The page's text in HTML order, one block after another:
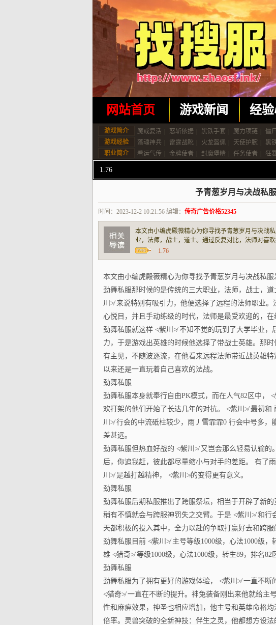
网站首页 游戏新闻 经
游戏简介 魔戒复活 怒斩依据 黑铁手套 魔力项链 僵
游戏经验
落魂神兵 雷霆战靴 火龙盔佩 天使护腕 黑
职业简介
看运气传 金牌使者 封魔堡精 任务使者 狂
1.76
予青葱岁月与决战私
时间：2023-12-2 10:21:56 编辑： 传奇广告价格52345
本文由小编虎殿薇精心为你寻找予青葱岁月与决战
业，法师，战士，道士。通过反复对比，法师对喜
程的法师职业。法师雷电术打怪，火墙烧怪，看起
欢迎的，在组队升级里也相当的有地位。劲舞
1.76
本文由小编虎殿薇精心为你寻找予青葱岁月与决战私服
劲舞私服那时候的是传统的三大职业，法师，战士，
川≯ 来说特别有吸引力，他便选择了远程的法师职业
心悦目，并且手动练级的时代，法师是最受欢迎的，在
劲舞私服就这样 ≮紫川≯ 不知不觉的玩到了大学毕业
力，于是游戏出英雄的时候他选择了带战士英雄。那
有主见，不随波逐流，在他看来远程法师带近战英雄
以来还是一直玩着自己喜欢的法战。
劲舞私服
劲舞私服本身就奉行自由PK模式，而在人气82区中，
欢打架的他们开始了长达几年的对抗。 ≮紫川≯ 最初
川≯ 行会的中流砥柱较少，雨丿雪霏霏0 行会中号多
差甚远。
劲舞私服但热血好战的 ≮紫川≯ 又岂会那么轻易认输
后，你追我赶，彼此都尽量缩小与对手的差距。 有了
川≯ 是越打越精神， ≮紫川≯的变得更有意义。
劲舞私服
劲舞私服后期私服推出了跨服祭坛，相当于开辟了新
稍有不慎就会与跨服神罚失之交臂。于是 ≮紫川≯ 和
天都积极的投入其中，全力以赴的争取打赢好去和跨服
劲舞私服目前 ≮紫川≯ 主号等级1000级，心法1000级
雄 ≮猎奇≯ 等级1000级，心法1000级，转生89，排名82
劲舞私服
劲舞私服为了拥有更好的游戏体验， ≮紫川≯ 一直不
≮猎奇≯ 一直在不断的提升。神兔装备刚出来他就给主
性和麻痹效果，神圣也相应增加，他主号和英雄命格
倍率。灵兽突破的全新神技：伴生之灵，他都想方设